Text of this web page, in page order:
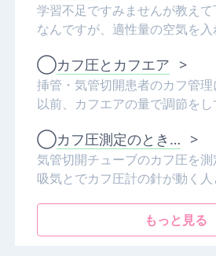
学習不足ですみませんが教え
なんですが、適性量の空気を
◯カフ圧とカフエア >
挿管・気管切開患者のカフ管理
以前、カフエアの量で調節を
◯カフ圧測定のとき… >
気管切開チューブのカフ圧を
吸気とでカフ圧計の針が動く
もっと見る